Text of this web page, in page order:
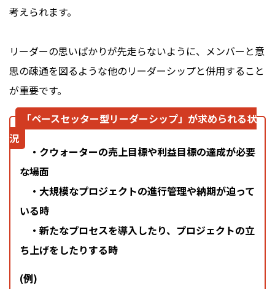
考えられます。
リーダーの思いばかりが先走らないように、メンバーと意
思の疎通を図るような他のリーダーシップと併用すること
が重要です。
「ペースセッター型リーダーシップ」が求められる状
況
・クウォーターの売上目標や利益目標の達成が必要
な場面
・大規模なプロジェクトの進行管理や納期が迫って
いる時
・新たなプロセスを導入したり、プロジェクトの立
ち上げをしたりする時
(例)